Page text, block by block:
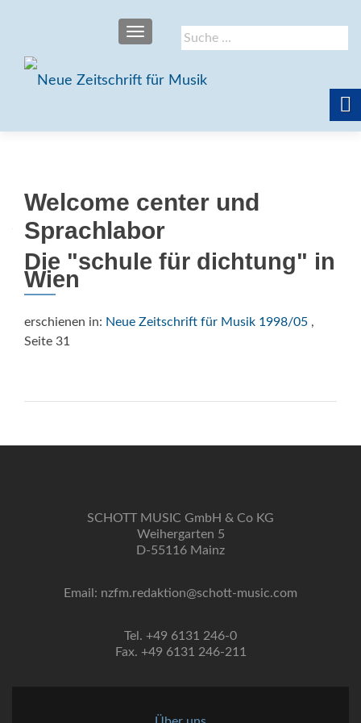
Suche
nach:
SCHALTE NAVIGATION
Welcome center und
Sprachlabor
Die "schule für dichtung" in
Wien
erschienen in: Neue Zeitschrift für Musik 1998/05 ,
Seite 31
SCHOTT MUSIC GmbH & Co KG
Weihergarten 5
D-55116 Mainz
Email: nzfm.redaktion@schott-music.com
Tel. +49 6131 246-0
Fax. +49 6131 246-211